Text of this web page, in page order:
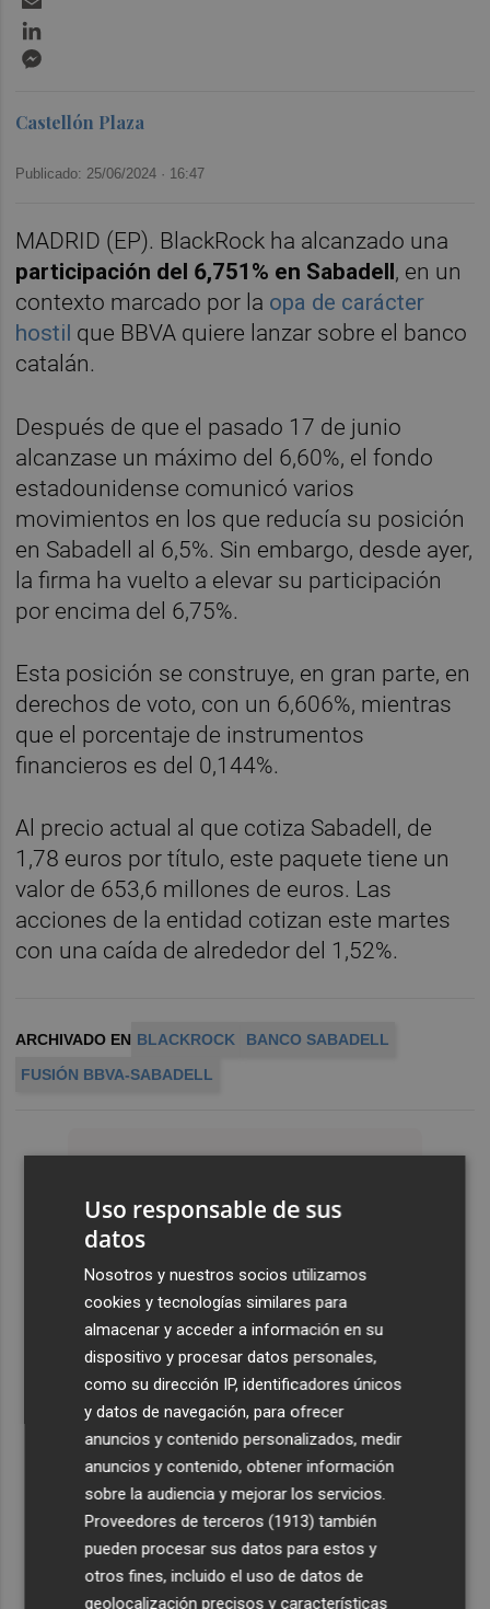
Castellón Plaza
Publicado: 25/06/2024 · 16:47
MADRID (EP). BlackRock ha alcanzado una
participación del 6,751% en Sabadell , en un
contexto marcado por la opa de carácter
hostil que BBVA quiere lanzar sobre el banco
catalán.
Después de que el pasado 17 de junio
alcanzase un máximo del 6,60%, el fondo
estadounidense comunicó varios
movimientos en los que reducía su posición
en Sabadell al 6,5%. Sin embargo, desde ayer,
la firma ha vuelto a elevar su participación
por encima del 6,75%.
Esta posición se construye, en gran parte, en
derechos de voto, con un 6,606%, mientras
que el porcentaje de instrumentos
financieros es del 0,144%.
Al precio actual al que cotiza Sabadell, de
1,78 euros por título, este paquete tiene un
valor de 653,6 millones de euros. Las
acciones de la entidad cotizan este martes
con una caída de alrededor del 1,52%.
ARCHIVADO EN BLACKROCK
BANCO SABADELL
FUSIÓN BBVA-SABADELL
Uso responsable de sus
datos
Nosotros y nuestros socios utilizamos
cookies y tecnologías similares para
almacenar y acceder a información en su
dispositivo y procesar datos personales,
como su dirección IP, identificadores únicos
y datos de navegación, para ofrecer
anuncios y contenido personalizados, medir
anuncios y contenido, obtener información
sobre la audiencia y mejorar los servicios.
Proveedores de terceros (1913) también
pueden procesar sus datos para estos y
otros fines, incluido el uso de datos de
geolocalización precisos y características